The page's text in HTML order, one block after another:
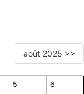
août 2025 >>
5 6